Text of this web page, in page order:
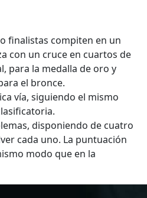
finalistas compiten en un
con un cruce en cuartos de
para la medalla de oro y
el bronce.
vía, siguiendo el mismo
disponiendo de cuatro
cada uno. La puntuación
modo que en la